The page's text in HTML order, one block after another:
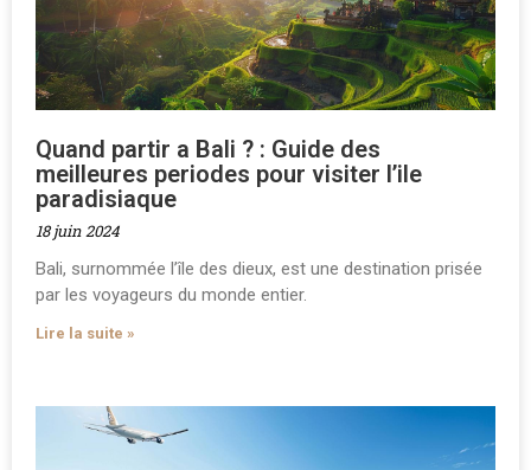
Quand partir a Bali ? : Guide des
meilleures periodes pour visiter l’ile
paradisiaque
18 juin 2024
Bali, surnommée l’île des dieux, est une destination prisée
par les voyageurs du monde entier.
Lire la suite »